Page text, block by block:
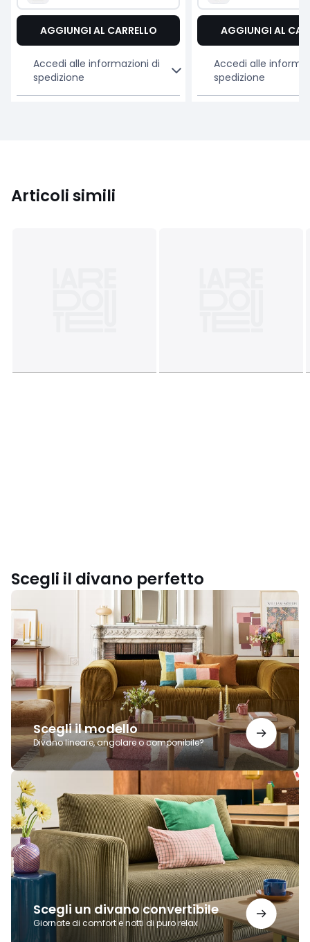
AGGIUNGI AL CARRELLO
Accedi alle informazioni di
spedizione
AGGIUNGI AL
Accedi alle
spedizione
Articoli simili
Scegli il divano perfetto
Scegli il modello
Divano lineare, angolare o componibile?
il
modello
Scegli un divano convertibile
Giornate di comfort e notti di puro relax
Scegli
un
divano
convertibile